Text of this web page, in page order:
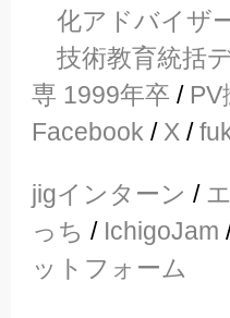
化アドバイザ
技術教育統括
専 1999年卒 / PV
Facebook / X /
jigインターン /
っち / IchigoJam
ットフォーム